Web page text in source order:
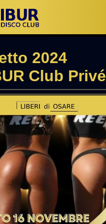
2024
Club Privé